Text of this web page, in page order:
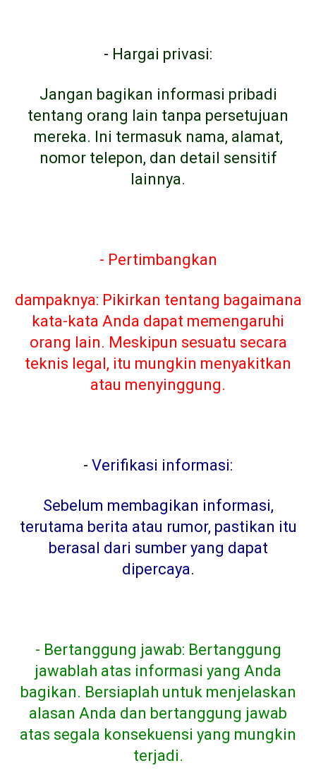
- Hargai privasi:
Jangan bagikan informasi pribadi
tentang orang lain tanpa persetujuan
mereka. Ini termasuk nama, alamat,
nomor telepon, dan detail sensitif
lainnya.
- Pertimbangkan
dampaknya: Pikirkan tentang bagaimana
kata-kata Anda dapat memengaruhi
orang lain. Meskipun sesuatu secara
teknis legal, itu mungkin menyakitkan
atau menyinggung.
- Verifikasi informasi:
Sebelum membagikan informasi,
terutama berita atau rumor, pastikan itu
berasal dari sumber yang dapat
dipercaya.
- Bertanggung jawab: Bertanggung
jawablah atas informasi yang Anda
bagikan. Bersiaplah untuk menjelaskan
alasan Anda dan bertanggung jawab
atas segala konsekuensi yang mungkin
terjadi.